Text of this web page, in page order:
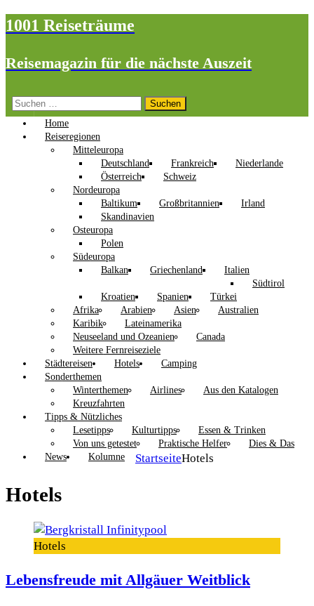
1001 Reiseträume
Reisemagazin für die nächste Auszeit
Suchen
nach:
Home
Reiseregionen
Mitteleuropa
Deutschland
Frankreich
Niederlande
Österreich
Schweiz
Nordeuropa
Baltikum
Großbritannien
Irland
Skandinavien
Osteuropa
Polen
Südeuropa
Balkan
Griechenland
Italien
Südtirol
Kroatien
Spanien
Türkei
Afrika
Arabien Asien
Australien
Karibik
Lateinamerika
Neuseeland und Ozeanien
Canada
Weitere Fernreiseziele
Städtereisen
Hotels
Camping
Sonderthemen
Winterthemen
Airlines
Aus den Katalogen
Kreuzfahrten
Tipps & Nützliches
Lesetipps
Kulturtipps
Essen & Trinken
Von uns getestet
Praktische Helfer
Dies & Das
News
Kolumne StartseiteHotels
Hotels
Hotels
Lebensfreude mit Allgäuer Weitblick